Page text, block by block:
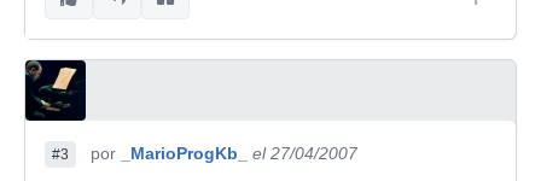
#3 por _MarioProgKb_
el 27/04/2007